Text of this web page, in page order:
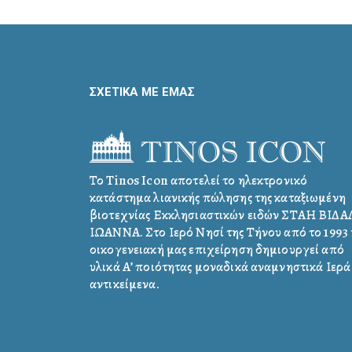
ΣΧΕΤΙΚΑ ΜΕ ΕΜΑΣ
Το Tinos Icon αποτελεί το ηλεκτρονικό
κατάστημα λιανικής πώλησης της καταξιωμένη
βιοτεχνίας Εκκλησιαστικών ειδών ΣΤΑΗ
ΙΩΑΝΝΑ. Στο Ιερό Νησί της Τήνου από το 1993
οικογενειακή μας επιχείρηση δημιουργεί από
υλικά Α’ ποιότητας μοναδικά αναμνηστικά Ιερά
αντικείμενα.